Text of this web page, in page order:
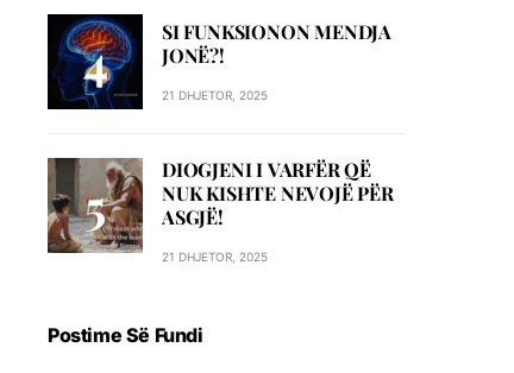
SI FUNKSIONON MENDJA
JONË?!
21 DHJETOR, 2025
DIOGJENI I VARFËR QË
NUK KISHTE NEVOJË PËR
ASGJË!
21 DHJETOR, 2025
Postime Së Fundi